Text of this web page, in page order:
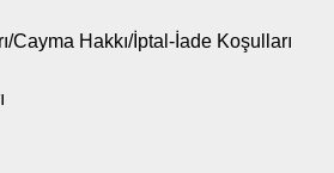
Cayma Hakkı/İptal-İade Koşulları